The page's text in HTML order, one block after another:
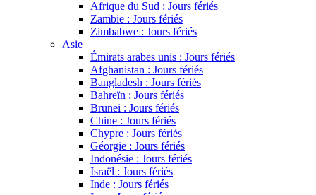
Afrique du Sud : Jours fériés
Zambie : Jours fériés
Zimbabwe : Jours fériés
Asie
Émirats arabes unis : Jours fériés
Afghanistan : Jours fériés
Bangladesh : Jours fériés
Bahreïn : Jours fériés
Brunei : Jours fériés
Chine : Jours fériés
Chypre : Jours fériés
Géorgie : Jours fériés
Indonésie : Jours fériés
Israël : Jours fériés
Inde : Jours fériés